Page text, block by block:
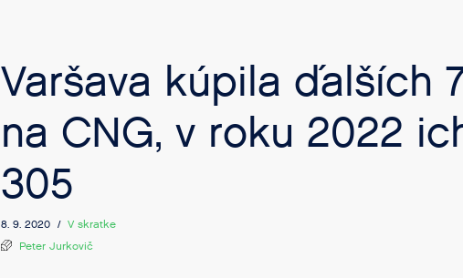
Varšava kúpila ďalších
na CNG, v roku 2022
305
8. 9. 2020 / V skratke
Peter Jurkovič